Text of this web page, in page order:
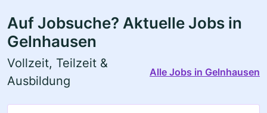
Auf Jobsuche? Aktuelle Jobs in
Gelnhausen
Vollzeit, Teilzeit &
Ausbildung
Alle Jobs in Gelnhausen